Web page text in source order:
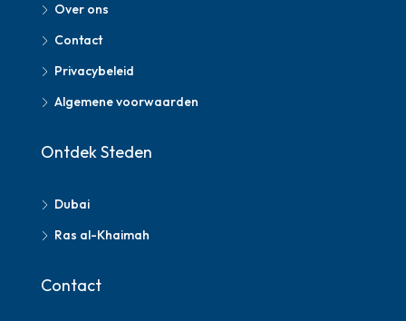
Over ons
Contact
Privacybeleid
Algemene voorwaarden
Ontdek Steden
Dubai
Ras al-Khaimah
Contact